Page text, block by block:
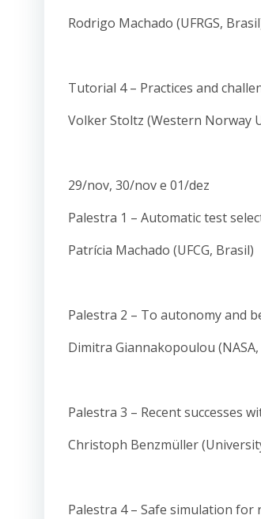
Rodrigo Machado (UFRGS,
Tutorial 4 – Practices and
Volker Stoltz (Western Norway
29/nov, 30/nov e 01/dez
Palestra 1 – Automatic test
Patrícia Machado (UFCG, Brasil)
Palestra 2 – To autonomy and
Dimitra Giannakopoulou
Palestra 3 – Recent successes
Christoph Benzmüller
Palestra 4 – Safe simulation for